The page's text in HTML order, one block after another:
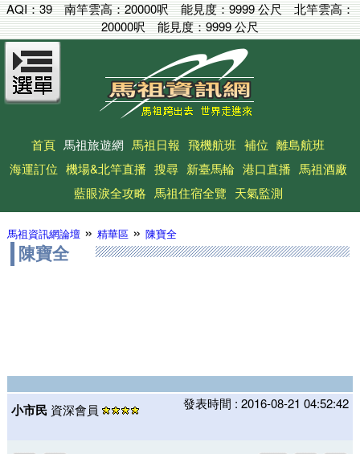
AQI：39 南竿雲高：20000呎能見度：9999 公尺北竿雲高：
20000呎能見度：9999 公尺
首頁 馬祖旅遊網 馬祖日報 飛機航班 補位 離島航班
海運訂位 機場&北竿直播 搜尋 新臺馬輪 港口直播 馬祖酒廠
藍眼淚全攻略 馬祖住宿全覽 天氣監測
馬祖資訊網論壇» 精華區» 陳寶全
陳寶全
小市民 資深會員 發表時間 : 2016-08-21 04:52:42